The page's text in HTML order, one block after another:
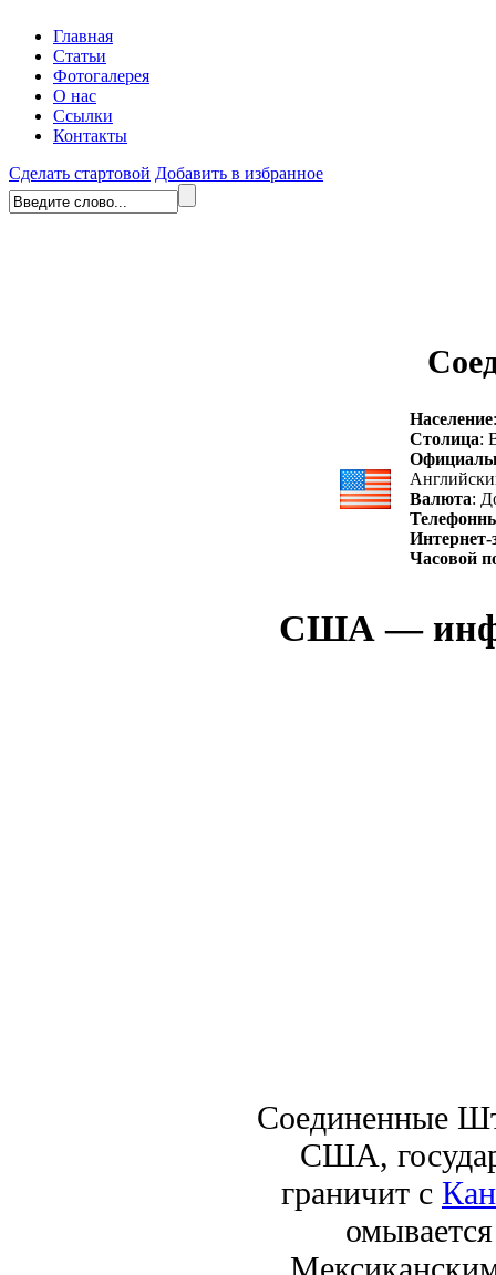
Главная
Статьи
Фотогалерея
О нас
Ссылки
Контакты
Сделать стартовой Добавить в избранное
Население
Столица:
Валюта:
Интернет-
Часовой
США —
Соединенные
США,
граничит с